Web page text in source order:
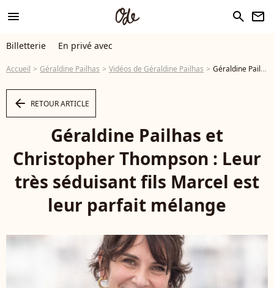
menu search newsletter
Billetterie En privé avec
Accueil Géraldine Pailhas Vidéos de Géraldine Pailhas Géraldine Pailhas et Christopher Thompson : Leur très séduisant fils Marcel est leur parfait mélange - Vidéo
arrow_left RETOUR ARTICLE
Géraldine Pailhas et
Christopher Thompson : Leur
très séduisant fils Marcel est
leur parfait mélange